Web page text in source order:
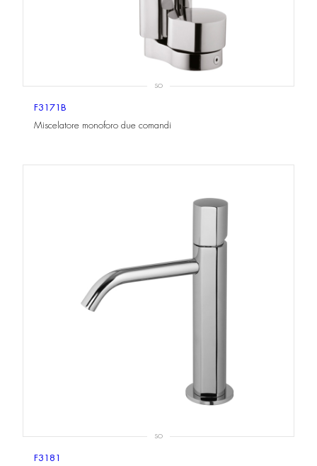
SO
F3171B
Miscelatore monoforo due comandi
SO
F3181